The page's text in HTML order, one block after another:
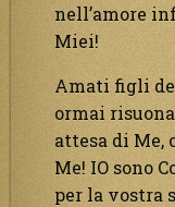
nell’amore
Miei!
Amati figli
ormai
attesa di Me,
Me! IO sono
per la vostra